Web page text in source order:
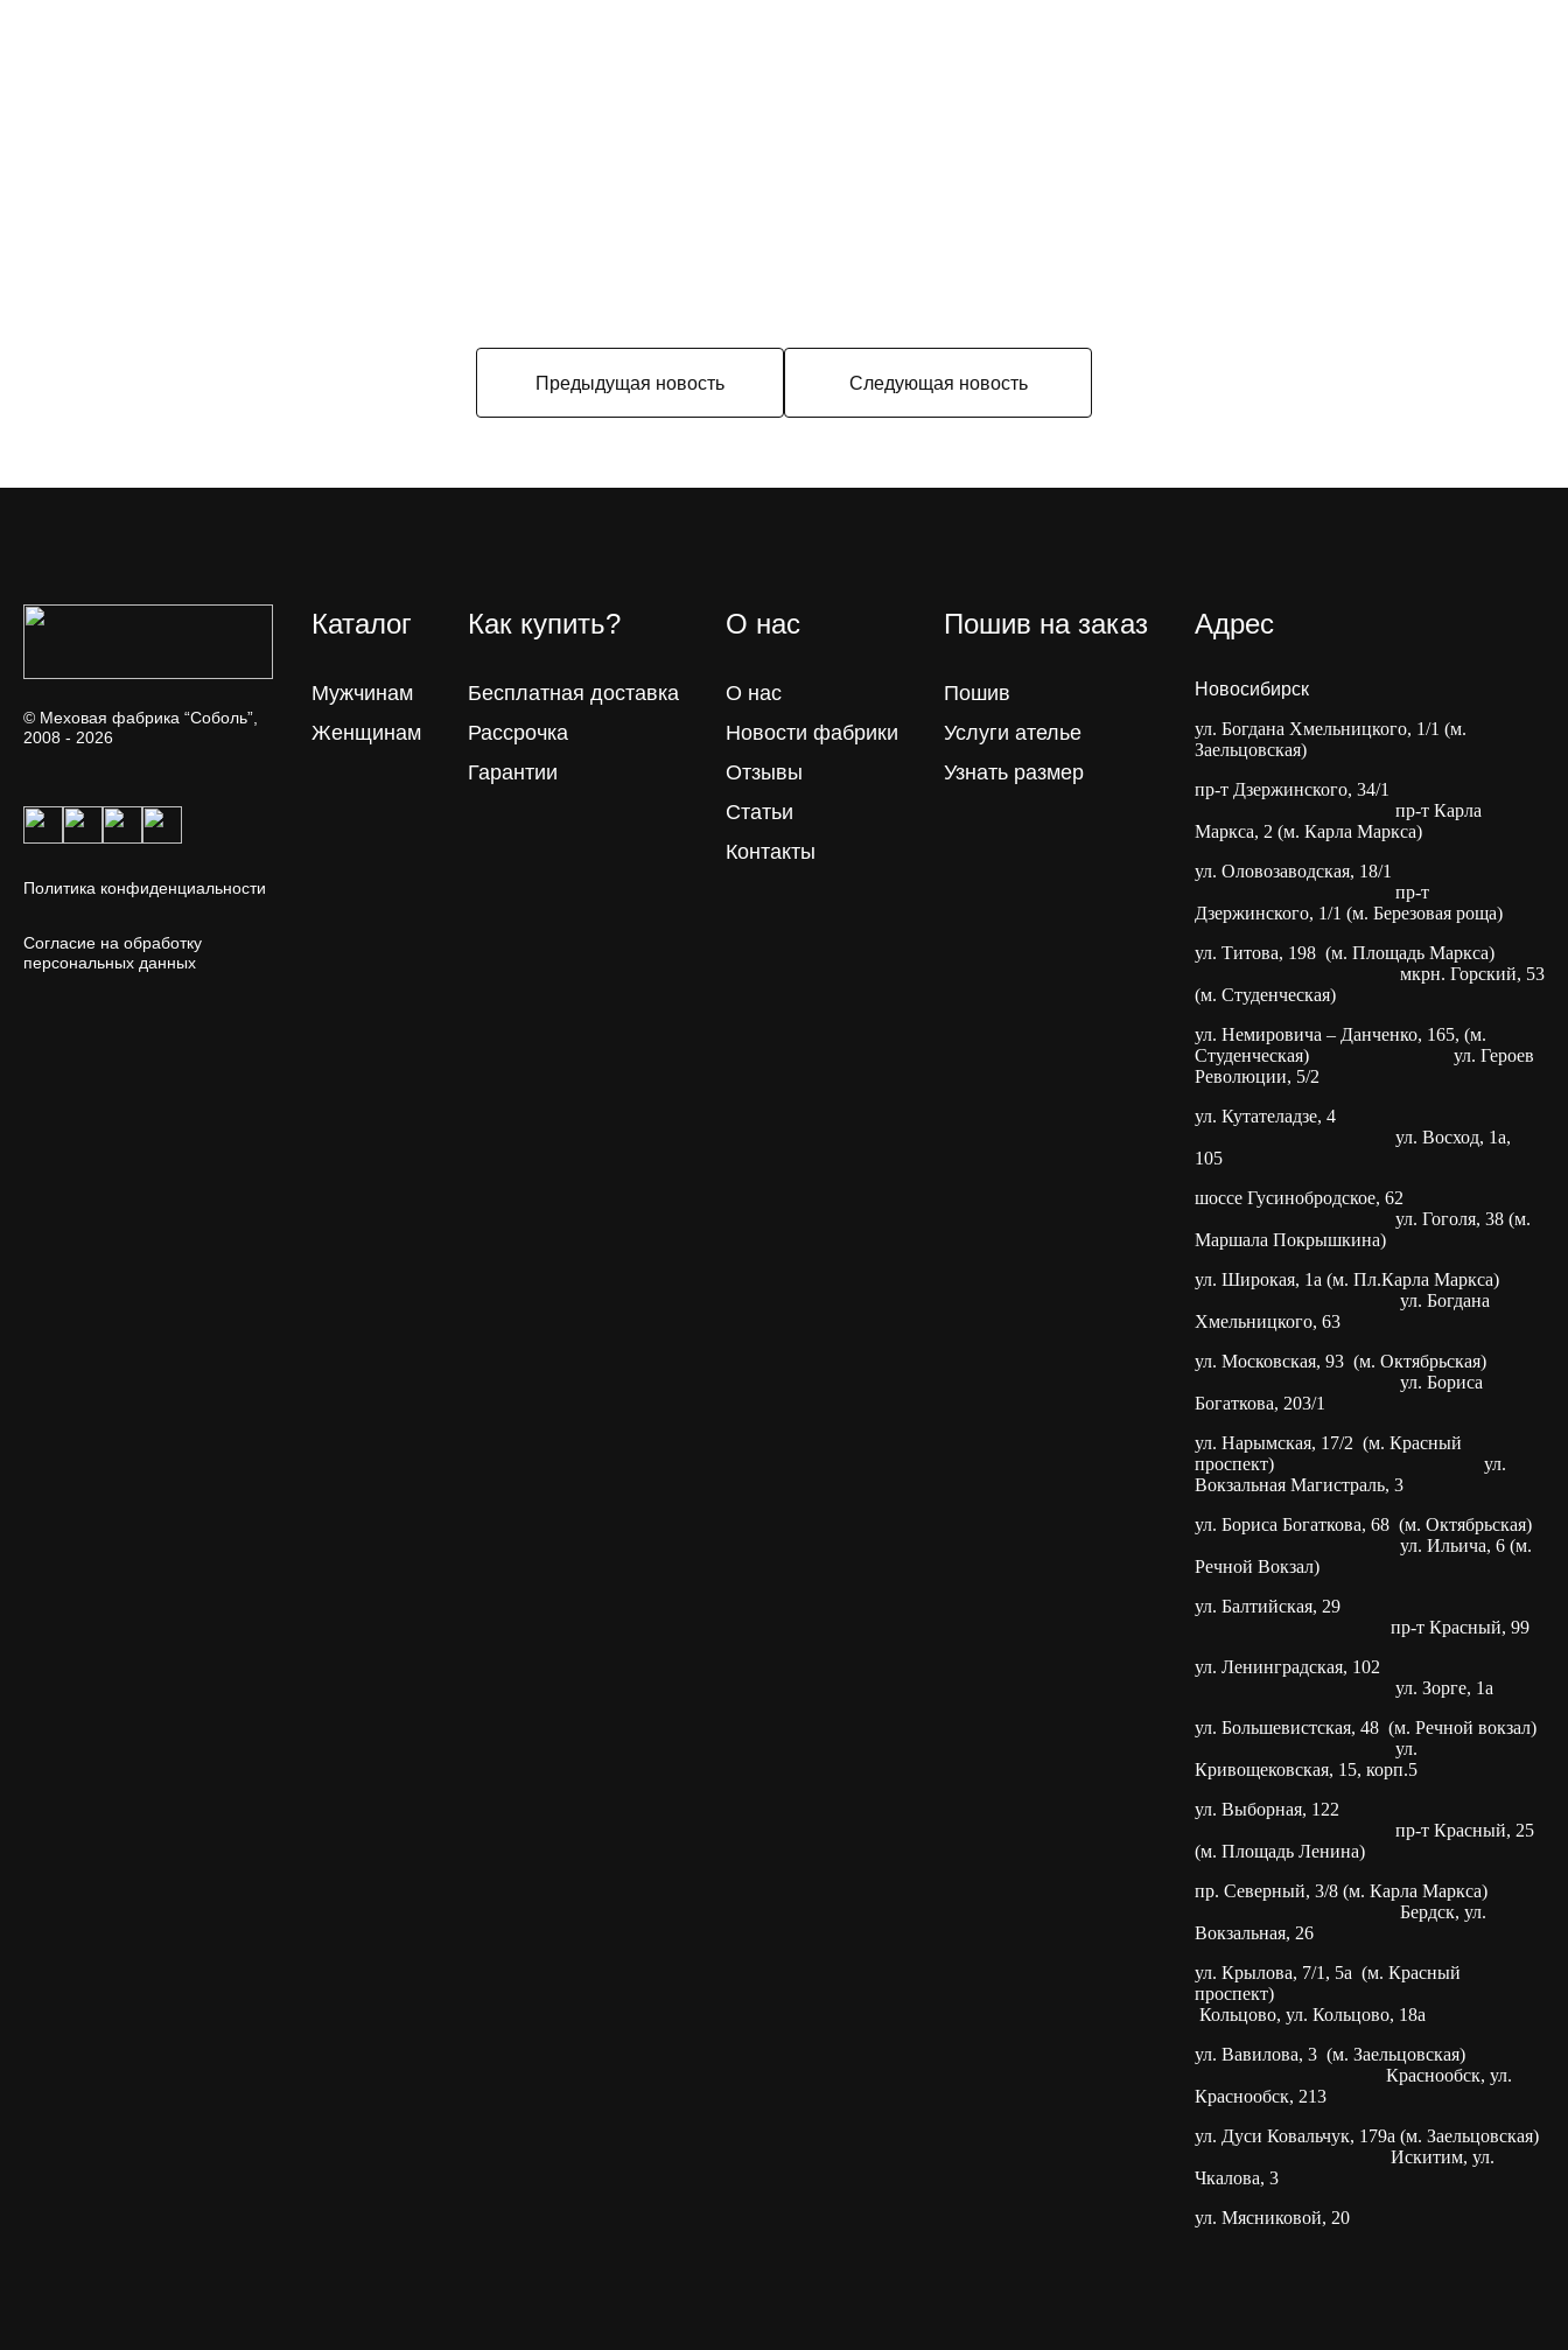
Предыдущая новость Следующая новость
© Меховая фабрика “Соболь”,
2008 - 2026
Политика конфиденциальности
Согласие на обработку
персональных данных
Каталог
Мужчинам
Женщинам
Как купить?
Бесплатная доставка
Рассрочка
Гарантии
О нас
О нас
Новости фабрики
Отзывы
Статьи
Контакты
Пошив на заказ
Пошив
Услуги ателье
Узнать размер
Адрес
Новосибирск
ул. Богдана Хмельницкого, 1/1 (м.
Заельцовская)
пр-т Дзержинского, 34/1
пр-т Карла
Маркса, 2 (м. Карла Маркса)
ул. Оловозаводская, 18/1
пр-т
Дзержинского, 1/1 (м. Березовая роща)
ул. Титова, 198 (м. Площадь Маркса)
мкрн. Горский, 53
(м. Студенческая)
ул. Немировича – Данченко, 165, (м.
Студенческая) ул. Героев
Революции, 5/2
ул. Кутателадзе, 4
ул. Восход, 1а,
105
шоссе Гусинобродское, 62
ул. Гоголя, 38 (м.
Маршала Покрышкина)
ул. Широкая, 1а (м. Пл.Карла Маркса)
ул. Богдана
Хмельницкого, 63
ул. Московская, 93 (м. Октябрьская)
ул. Бориса
Богаткова, 203/1
ул. Нарымская, 17/2 (м. Красный
проспект) ул.
Вокзальная Магистраль, 3
ул. Бориса Богаткова, 68 (м. Октябрьская)
ул. Ильича, 6 (м.
Речной Вокзал)
ул. Балтийская, 29
пр-т Красный, 99
ул. Ленинградская, 102
ул. Зорге, 1а
ул. Большевистская, 48 (м. Речной вокзал)
ул.
Кривощековская, 15, корп.5
ул. Выборная, 122
пр-т Красный, 25
(м. Площадь Ленина)
пр. Северный, 3/8 (м. Карла Маркса)
Бердск, ул.
Вокзальная, 26
ул. Крылова, 7/1, 5а (м. Красный
проспект)
Кольцово, ул. Кольцово, 18а
ул. Вавилова, 3 (м. Заельцовская)
Краснообск, ул.
Краснообск, 213
ул. Дуси Ковальчук, 179а (м. Заельцовская)
Искитим, ул.
Чкалова, 3
ул. Мясниковой, 20